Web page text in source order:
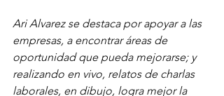
Ari Alvarez se destaca por apoyar a las
empresas, a encontrar áreas de
oportunidad que pueda mejorarse; y
realizando en vivo, relatos de charlas
laborales, en dibujo, logra mejor la